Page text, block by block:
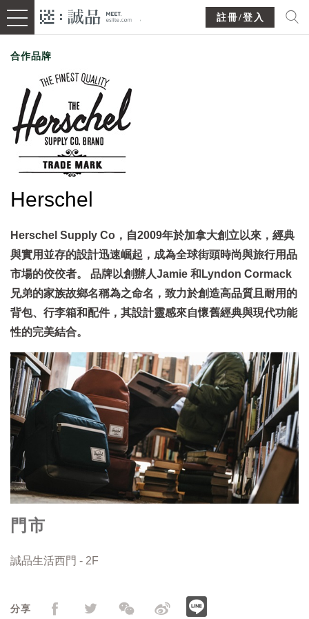
註冊/登入
合作品牌
Herschel
Herschel Supply Co，自2009年於加拿大創立以來，經典
與實用並存的設計迅速崛起，成為全球街頭時尚與旅行用品
市場的佼佼者。 品牌以創辦人Jamie 和Lyndon Cormack
兄弟的家族故鄉名稱為之命名，致力於創造高品質且耐用的
背包、行李箱和配件，其設計靈感來自懷舊經典與現代功能
性的完美結合。
分享
門市
誠品生活西門 - 2F